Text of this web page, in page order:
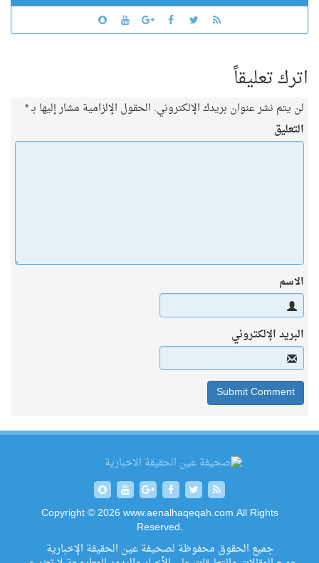
اترك تعليقاً
لن يتم نشر عنوان بريدك الإلكتروني. الحقول الإلزامية مشار إليها بـ*
التعليق
الاسم
البريد الإلكتروني
Copyright © 2026 www.aenalhaqeqah.com All Rights
Reserved.
جميع الحقوق محفوظة لصحيفة عين الحقيقة الإخبارية